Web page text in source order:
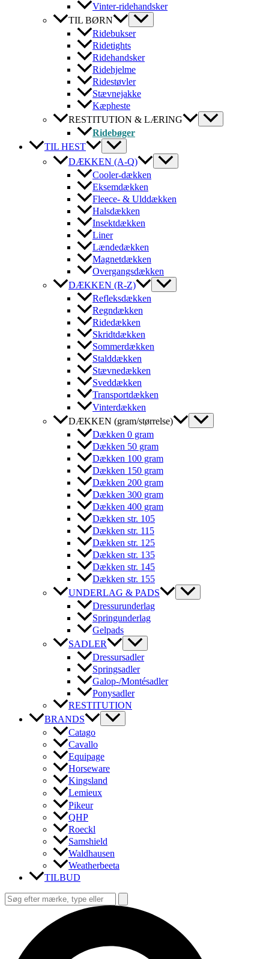
Vinter-ridehandsker
TIL BØRN
Ridebukser
Ridetights
Ridehandsker
Ridehjelme
Ridestøvler
Stævnejakke
Kæpheste
RESTITUTION & LÆRING
Ridebøger
TIL HEST
DÆKKEN (A-Q)
Cooler-dækken
Eksemdækken
Fleece- & Ulddækken
Halsdækken
Insektdækken
Liner
Lændedækken
Magnetdækken
Overgangsdækken
DÆKKEN (R-Z)
Refleksdækken
Regndækken
Ridedækken
Skridtdækken
Sommerdækken
Stalddækken
Stævnedækken
Sveddækken
Transportdækken
Vinterdækken
DÆKKEN (gram/størrelse)
Dækken 0 gram
Dækken 50 gram
Dækken 100 gram
Dækken 150 gram
Dækken 200 gram
Dækken 300 gram
Dækken 400 gram
Dækken str. 105
Dækken str. 115
Dækken str. 125
Dækken str. 135
Dækken str. 145
Dækken str. 155
UNDERLAG & PADS
Dressurunderlag
Springunderlag
Gelpads
SADLER
Dressursadler
Springsadler
Galop-/Montésadler
Ponysadler
RESTITUTION
BRANDS
Catago
Cavallo
Equipage
Horseware
Kingsland
Lemieux
Pikeur
QHP
Roeckl
Samshield
Waldhausen
Weatherbeeta
TILBUD
Søg
efter: